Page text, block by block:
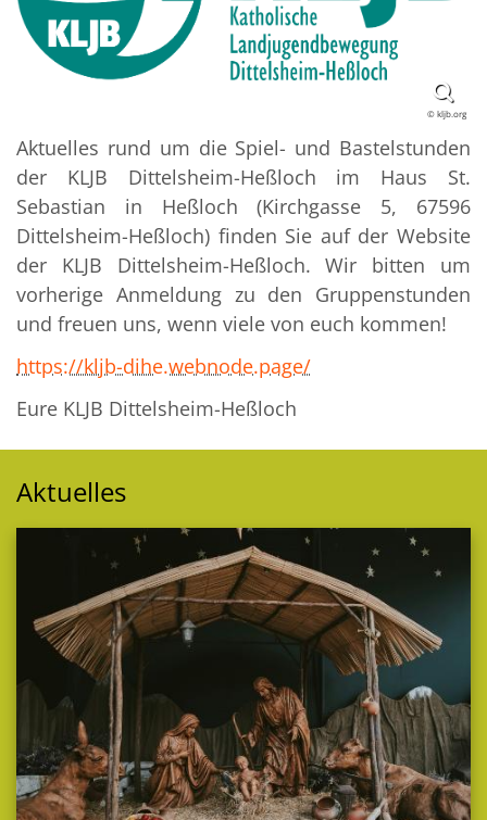
© kljb.org
Aktuelles rund um die Spiel- und Bastelstunden
der KLJB Dittelsheim-Heßloch im Haus St.
Sebastian in Heßloch (Kirchgasse 5, 67596
Dittelsheim-Heßloch) finden Sie auf der Website
der KLJB Dittelsheim-Heßloch. Wir bitten um
vorherige Anmeldung zu den Gruppenstunden
und freuen uns, wenn viele von euch kommen!
https://kljb-dihe.webnode.page/
Eure KLJB Dittelsheim-Heßloch
Aktuelles